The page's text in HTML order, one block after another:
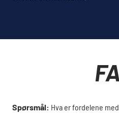
Spørsmål: Hva er fordelene